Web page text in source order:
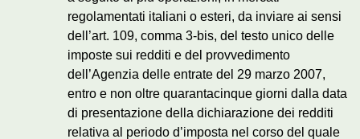
regolamentati italiani o esteri, da inviare ai sensi
dell’art. 109, comma 3-bis, del testo unico delle
imposte sui redditi e del provvedimento
dell’Agenzia delle entrate del 29 marzo 2007,
entro e non oltre quarantacinque giorni dalla data
di presentazione della dichiarazione dei redditi
relativa al periodo d’imposta nel corso del quale